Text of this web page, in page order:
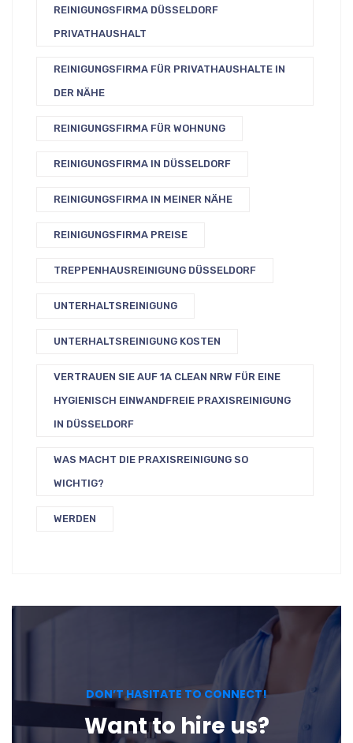
REINIGUNGSFIRMA DÜSSELDORF
PRIVATHAUSHALT
REINIGUNGSFIRMA FÜR PRIVATHAUSHALTE IN
DER NÄHE
REINIGUNGSFIRMA FÜR WOHNUNG
REINIGUNGSFIRMA IN DÜSSELDORF
REINIGUNGSFIRMA IN MEINER NÄHE
REINIGUNGSFIRMA PREISE
TREPPENHAUSREINIGUNG DÜSSELDORF
UNTERHALTSREINIGUNG
UNTERHALTSREINIGUNG KOSTEN
VERTRAUEN SIE AUF 1A CLEAN NRW FÜR EINE
HYGIENISCH EINWANDFREIE PRAXISREINIGUNG
IN DÜSSELDORF
WAS MACHT DIE PRAXISREINIGUNG SO
WICHTIG?
WERDEN
DON’T HASITATE TO CONNECT!
Want to hire us?